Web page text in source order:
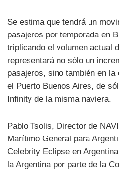
Se estima que tendrá un
pasajeros por temporada en
triplicando el volumen actual
representará no sólo un
pasajeros, sino también en la
el Puerto Buenos Aires, de
Infinity de la misma naviera.
Pablo Tsolis, Director de
Marítimo General para
Celebrity Eclipse en
la Argentina por parte de la